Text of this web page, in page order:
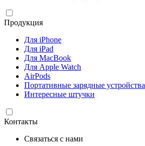
Продукция
Для iPhone
Для iPad
Для MacBook
Для Apple Watch
AirPods
Портативные зарядные устройства
Интересные штучки
Контакты
Связаться с нами